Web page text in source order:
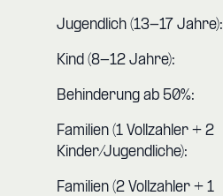
Jugendlich (13-17 Jahre):
Kind (8-12 Jahre):
Behinderung ab 50%:
Familien (1 Vollzahler + 2
Kinder/Jugendliche):
Familien (2 Vollzahler + 1